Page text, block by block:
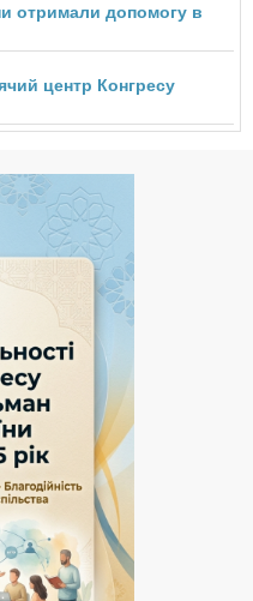
отримали допомогу в
центр Конгресу